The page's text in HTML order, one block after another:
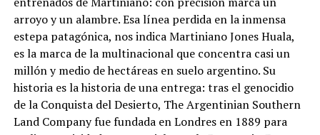
arroyo y un alambre. Esa línea perdida en la inmensa
estepa patagónica, nos indica Martiniano Jones Huala,
es la marca de la multinacional que concentra casi un
millón y medio de hectáreas en suelo argentino. Su
historia es la historia de una entrega: tras el genocidio
de la Conquista del Desierto, The Argentinian Southern
Land Company fue fundada en Londres en 1889 para